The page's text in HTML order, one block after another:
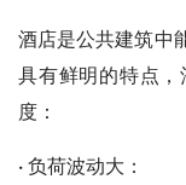
酒店是公共建筑中
具有鲜明的特点
度：
· 负荷波动大：